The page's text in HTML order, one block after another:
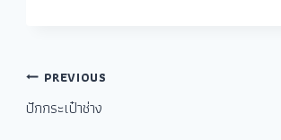
PREVIOUS
ปักกระเป๋าช่าง